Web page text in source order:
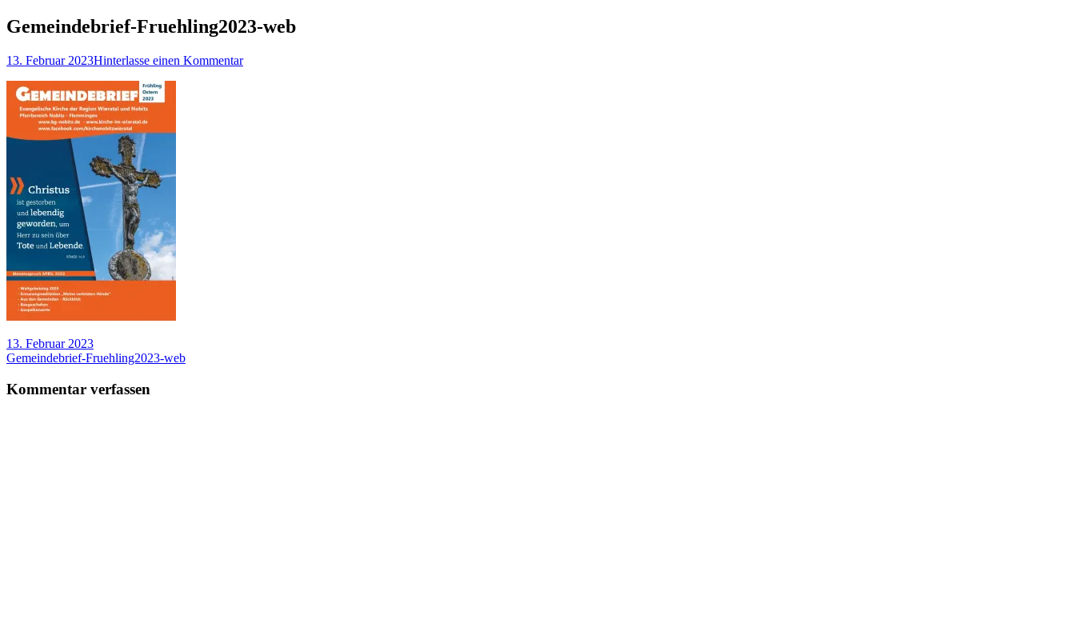
Gemeindebrief-Fruehling2023-web
Veröffentlicht
13. Februar 2023Hinterlasse einen Kommentarzu
Veröffentlicht
am
13. Februar 2023
Beitragsnavigation
Vorheriger
Gemeindebrief-Fruehling2023-web
Kommentar verfassen